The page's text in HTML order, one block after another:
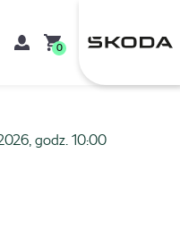
0
godz. 10:00